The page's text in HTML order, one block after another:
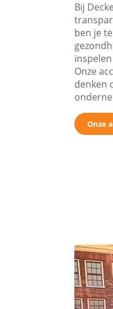
Bij
ben je
Onze
denken
Onze